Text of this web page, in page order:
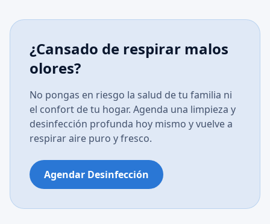
¿Cansado de respirar malos
olores?
No pongas en riesgo la salud de tu familia ni
el confort de tu hogar. Agenda una limpieza y
desinfección profunda hoy mismo y vuelve a
respirar aire puro y fresco.
Agendar Desinfección